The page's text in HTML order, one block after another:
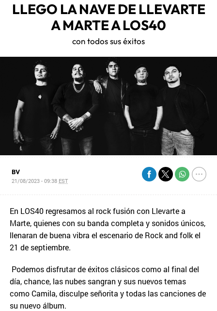
LLEGO LA NAVE DE LLEVARTE
A MARTE A LOS40
con todos sus éxitos
BV
21/08/2023 - 09:38 EST
En LOS40 regresamos al rock fusión con Llevarte a
Marte, quienes con su banda completa y sonidos únicos,
llenaran de buena vibra el escenario de Rock and folk el
21 de septiembre.
Podemos disfrutar de éxitos clásicos como al final del
día, chance, las nubes sangran y sus nuevos temas
como Camila, disculpe señorita y todas las canciones de
su nuevo álbum.